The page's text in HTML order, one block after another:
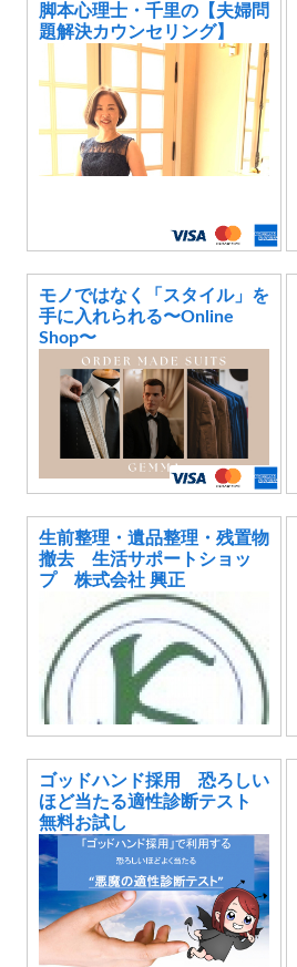
脚本心理士・千里の【夫婦問
題解決カウンセリング】
モノではなく「スタイル」を
手に入れられる〜Online
Shop〜
生前整理・遺品整理・残置物
撤去 生活サポートショッ
プ 株式会社 興正
ゴッドハンド採用 恐ろしい
ほど当たる適性診断テスト
無料お試し